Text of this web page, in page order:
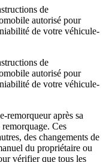
de
autorisé pour
de votre véhicule-
de
autorisé pour
de votre véhicule-
remorqueur après sa
Ces
des changements de
du propriétaire ou
vérifier que tous les